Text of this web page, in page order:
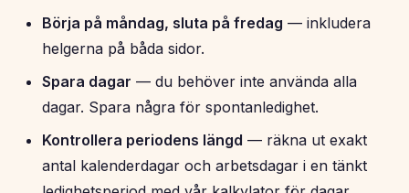
Börja på måndag, sluta på fredag — inkludera
helgerna på båda sidor.
Spara dagar — du behöver inte använda alla
dagar. Spara några för spontanledighet.
Kontrollera periodens längd — räkna ut exakt
antal kalenderdagar och arbetsdagar i en tänkt